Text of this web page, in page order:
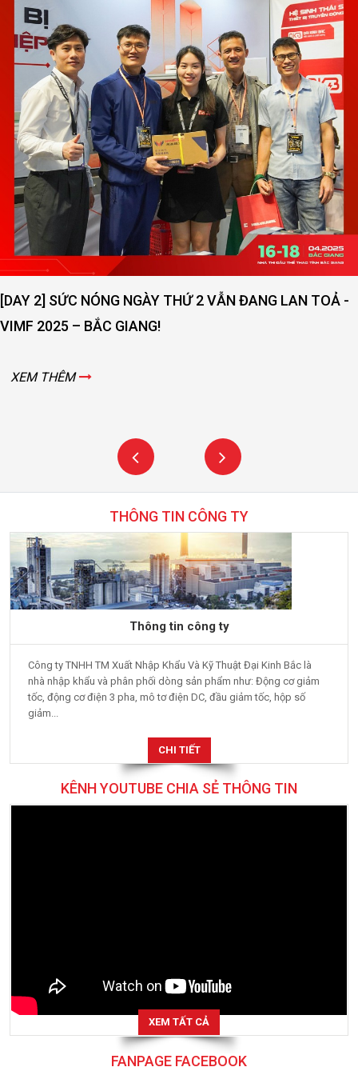
[DAY 2] SỨC NÓNG NGÀY THỨ 2 VẪN ĐANG LAN TOẢ -
VIMF 2025 – BẮC GIANG!
XEM THÊM
THÔNG TIN CÔNG TY
Thông tin công ty
Công ty TNHH TM Xuất Nhập Khẩu Và Kỹ Thuật Đại Kinh Bắc là
nhà nhập khẩu và phân phối dòng sản phẩm như: Động cơ giảm
tốc, động cơ điện 3 pha, mô tơ điện DC, đầu giảm tốc, hộp số
giảm...
CHI TIẾT
KÊNH YOUTUBE CHIA SẺ THÔNG TIN
XEM TẤT CẢ
FANPAGE FACEBOOK